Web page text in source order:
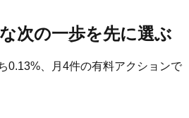
次の一歩を先に選ぶ
0.13%、月 4件の有料アクションで